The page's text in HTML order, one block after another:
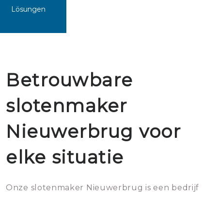
Lösungen
Betrouwbare
slotenmaker
Nieuwerbrug voor
elke situatie
Onze slotenmaker Nieuwerbrug is een bedrijf